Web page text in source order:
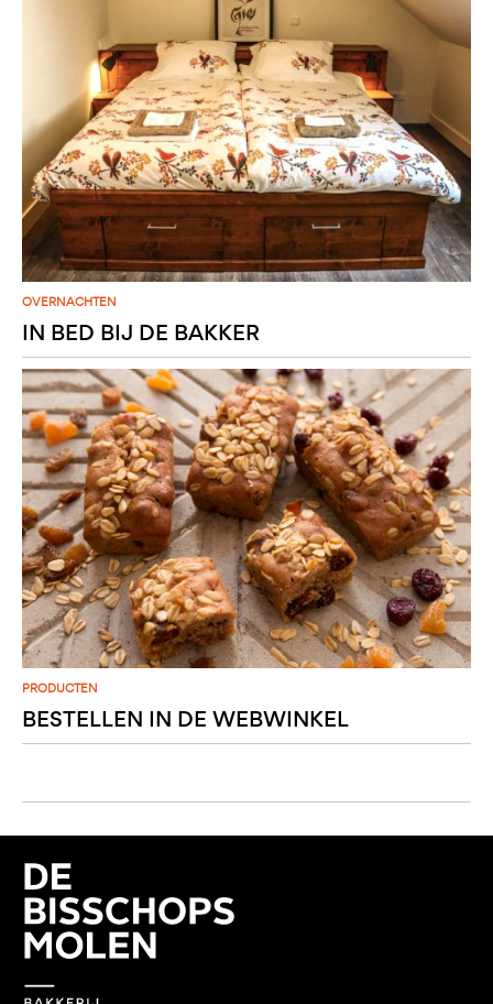
OVERNACHTEN
IN BED BIJ DE BAKKER
PRODUCTEN
BESTELLEN IN DE WEBWINKEL